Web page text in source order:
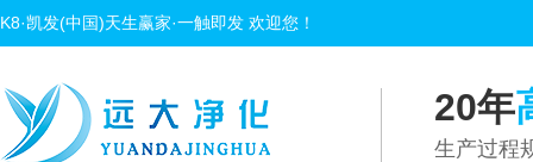
K8·凯发(中国)天生赢家·一触即发 欢迎您！
20年
生产过程